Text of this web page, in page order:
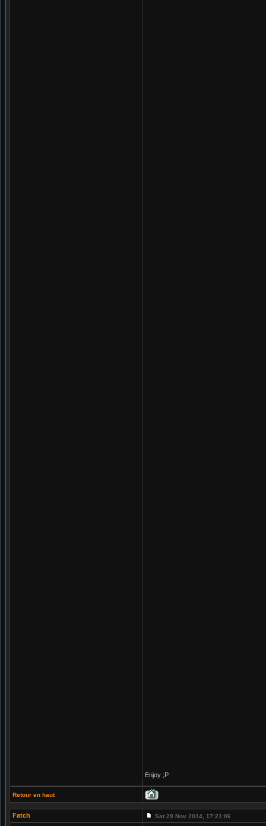
Enjoy ;P
Retour en haut
Fatch Sat 29 Nov 2014, 17:21:06